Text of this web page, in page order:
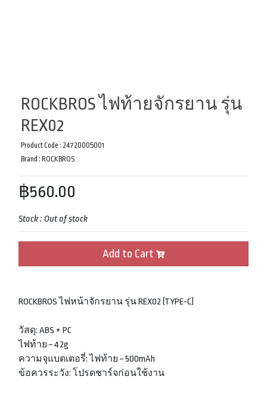
ROCKBROS ไฟท้ายจักรยาน รุ่น
REX02
Product Code : 24720005001
Brand : ROCKBROS
฿560.00
Stock : Out of stock
Add to Cart
ROCKBROS ไฟหน้าจักรยาน รุ่น REX02 (TYPE-C)
วัสดุ: ABS + PC
ไฟท้าย ~ 42g
ความจุแบตเตอรี่: ไฟท้าย ~ 500mAh
ข้อควรระวัง: โปรดชาร์จก่อนใช้งาน